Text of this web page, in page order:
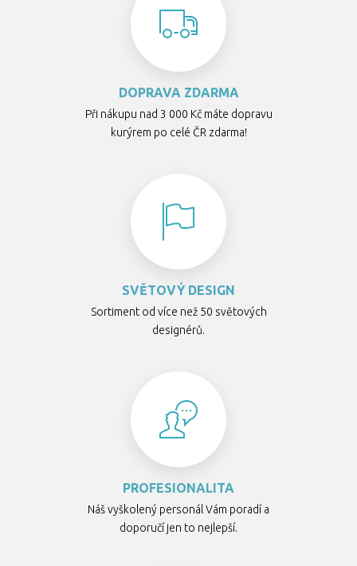
DOPRAVA ZDARMA
Při nákupu nad 3 000 Kč máte dopravu
kurýrem po celé ČR zdarma!
SVĚTOVÝ DESIGN
Sortiment od více než 50 světových
designérů.
PROFESIONALITA
Náš vyškolený personál Vám poradí a
doporučí jen to nejlepší.